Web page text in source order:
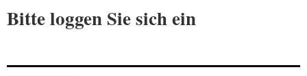
Bitte loggen Sie sich ein